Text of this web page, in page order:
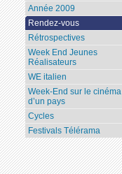
Année 2009
Rendez-vous
Rétrospectives
Week End Jeunes
Réalisateurs
WE italien
Week-End sur le cinéma
d’un pays
Cycles
Festivals Télérama